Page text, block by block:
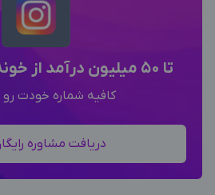
تا 50 میلیون درآمد از خونه فقط با گوشی!
کافیه شماره خودت رو
دریافت مشاوره